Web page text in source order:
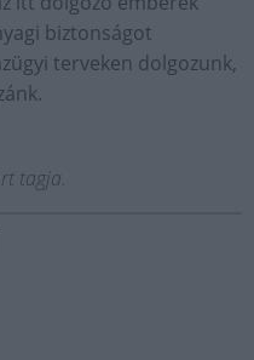
biztonságot
terveken dolgozunk,
tagja.